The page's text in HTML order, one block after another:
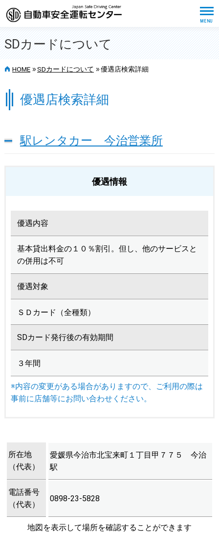
SDカードについて
HOME >> SDカードについて >> 優遇店検索詳細
優遇店検索詳細
駅レンタカー 今治営業所
優遇情報
優遇内容
基本貸出料金の１０％割引。但し、他のサービスと
の併用は不可
優遇対象
ＳＤカード（全種類）
SDカード発行後の有効期間
３年間
※内容の変更がある場合がありますので、ご利用の際は
事前に店舗等にお問い合わせください。
所在地
（代表）
愛媛県今治市北宝来町１丁目甲７７５ 今治
駅
電話番号
（代表）
0898-23-5828
地図を表示して場所を確認することができます